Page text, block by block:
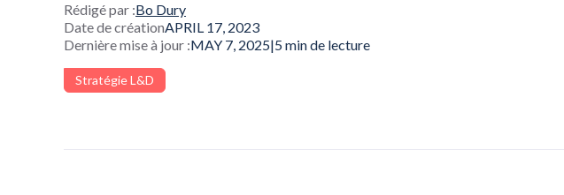
Rédigé par :Bo Dury
Date de créationAPRIL 17, 2023
Dernière mise à jour :MAY 7, 2025|5min de lecture
Stratégie L&D